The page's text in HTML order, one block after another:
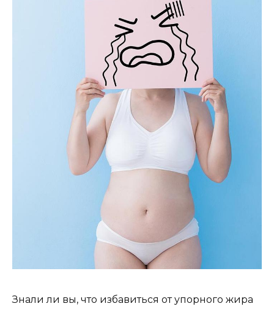
Знали ли вы, что избавиться от упорного жира